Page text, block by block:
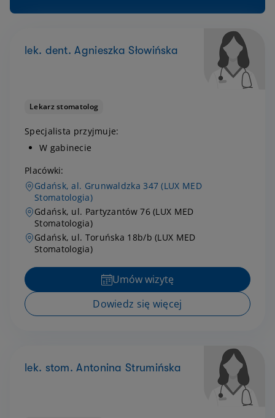
lek. dent. Agnieszka Słowińska
Lekarz stomatolog
Specjalista przyjmuje:
W gabinecie
Placówki:
Gdańsk, al. Grunwaldzka 347 (LUX MED
Stomatologia)
Gdańsk, ul. Partyzantów 76 (LUX MED
Stomatologia)
Gdańsk, ul. Toruńska 18b/b (LUX MED
Stomatologia)
Umów wizytę
Dowiedz się więcej
lek. stom. Antonina Strumińska